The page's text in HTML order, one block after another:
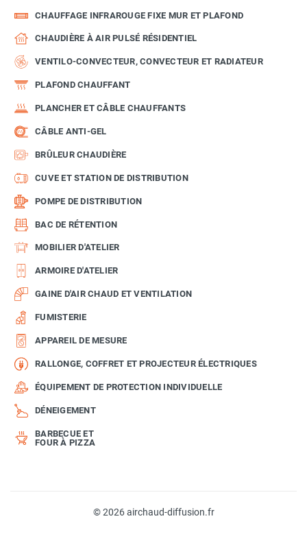
CHAUFFAGE INFRAROUGE FIXE MUR ET PLAFOND
CHAUDIÈRE À AIR PULSÉ RÉSIDENTIEL
VENTILO-CONVECTEUR, CONVECTEUR ET RADIATEUR
PLAFOND CHAUFFANT
PLANCHER ET CÂBLE CHAUFFANTS
CÂBLE ANTI-GEL
BRÛLEUR CHAUDIÈRE
CUVE ET STATION DE DISTRIBUTION
POMPE DE DISTRIBUTION
BAC DE RÉTENTION
MOBILIER D'ATELIER
ARMOIRE D'ATELIER
GAINE D'AIR CHAUD ET VENTILATION
FUMISTERIE
APPAREIL DE MESURE
RALLONGE, COFFRET ET PROJECTEUR ÉLECTRIQUES
ÉQUIPEMENT DE PROTECTION INDIVIDUELLE
DÉNEIGEMENT
BARBECUE ET
FOUR À PIZZA
© 2026 airchaud-diffusion.fr